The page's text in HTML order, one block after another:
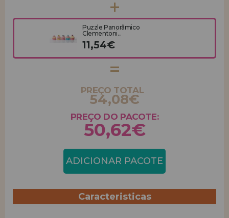
Puzzle Panorâmico
Clementoni...
11,54€
PREÇO TOTAL
54,08€
PREÇO DO PACOTE:
50,62€
ADICIONAR PACOTE
Caracteristicas